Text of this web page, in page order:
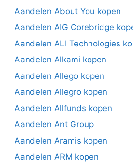
Aandelen About You kopen
Aandelen AIG Corebridge
Aandelen ALI Technologies
Aandelen Alkami kopen
Aandelen Allego kopen
Aandelen Allegro kopen
Aandelen Allfunds kopen
Aandelen Ant Group
Aandelen Aramis kopen
Aandelen ARM kopen